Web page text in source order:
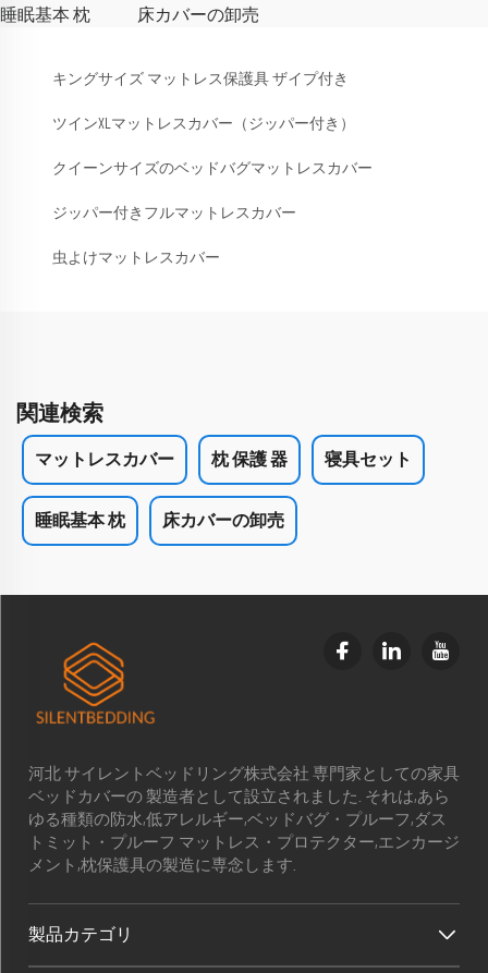
睡眠基本 枕 床カバーの卸売
キングサイズ マットレス保護具 ザイプ付き
ツインXLマットレスカバー（ジッパー付き）
クイーンサイズのベッドバグマットレスカバー
ジッパー付きフルマットレスカバー
虫よけマットレスカバー
関連検索
マットレスカバー 枕 保護 器 寝具セット
睡眠基本 枕 床カバーの卸売
河北 サイレントベッドリング株式会社 専門家としての家具
ベッドカバーの 製造者として設立されました. それは,あら
ゆる種類の防水,低アレルギー,ベッドバグ・プルーフ,ダス
トミット・プルーフ マットレス・プロテクター,エンカージ
メント,枕保護具の製造に専念します.
製品カテゴリ